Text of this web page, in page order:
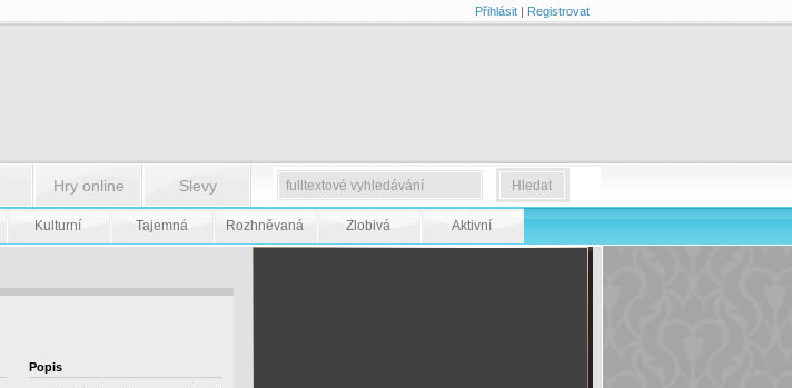
Přihlásit| Registrovat
Hry online Slevy
Kulturní Tajemná Rozhněvaná Zlobivá Aktivní
Popis